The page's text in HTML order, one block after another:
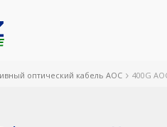
оптический кабель AOC 400G